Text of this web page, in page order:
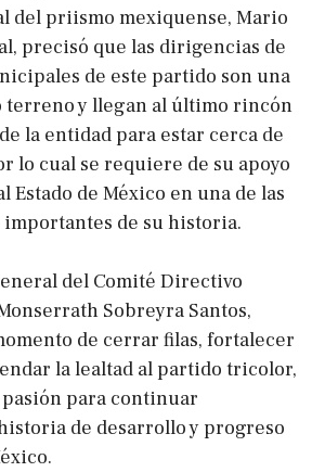
del priismo mexiquense, Mario
precisó que las dirigencias de
de este partido son una
terreno y llegan al último rincón
la entidad para estar cerca de
lo cual se requiere de su apoyo
Estado de México en una de las
importantes de su historia.
del Comité Directivo
Sobreyra Santos,
de cerrar filas, fortalecer
la lealtad al partido tricolor,
para continuar
de desarrollo y progreso